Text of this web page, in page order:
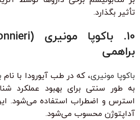
تأثیر بگذارد.
براهمی
باکوپا مونیری، که در طب آیورودا با نام
به طور سنتی برای بهبود عملکرد
استرس و اضطراب استفاده می‌شود.
آداپتوژن محسوب می‌شود.